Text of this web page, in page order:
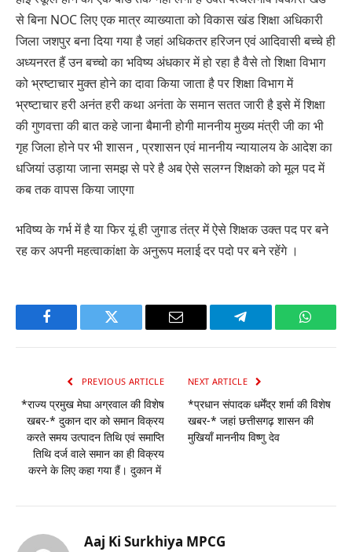
से बिना NOC लिए एक मात्र व्याख्याता को विकास खंड शिक्षा अधिकारी
जिला जशपुर बना दिया गया है जहां अधिकतर हरिजन एवं आदिवासी बच्चे ही
अध्यनरत हैं उन बच्चो का भविष्य अंधकार में हो रहा है वैसे तो शिक्षा विभाग
को भ्रष्टाचार मुक्त होने का दावा किया जाता है पर शिक्षा विभाग में
भ्रष्टाचार हरी अनंत हरी कथा अनंता के समान सतत जारी है इसे में शिक्षा
की गुणवत्ता की बात कहे जाना बैमानी होगी माननीय मुख्य मंत्री जी का भी
गृह जिला होने पर भी शासन , प्रशासन एवं माननीय न्यायालय के आदेश का
धजियां उड़ाया जाना समझ से परे है अब ऐसे सलग्न शिक्षको को मूल पद में
कब तक वापस किया जाएगा
भविष्य के गर्भ में है या फिर यूं ही जुगाड तंत्र में ऐसे शिक्षक उक्त पद पर बने
रह कर अपनी महत्वाकांक्षा के अनुरूप मलाई दर पदो पर बने रहेंगे ।
Facebook Twitter Email Telegram
PREVIOUS ARTICLE
*राज्य प्रमुख मेघा अग्रवाल की विशेष
खबर-* दुकान दार को समान विक्रय
करते समय उत्पादन तिथि एवं समाप्ति
तिथि दर्ज वाले समान का ही विक्रय
करने के लिए कहा गया हैं। दुकान में
NEXT ARTICLE
*प्रधान संपादक धर्मेंद्र शर्मा की विशेष
खबर-* जहां छत्तीसगढ़ शासन की
मुखियाँ माननीय विष्णु देव
Aaj Ki Surkhiya MPCG